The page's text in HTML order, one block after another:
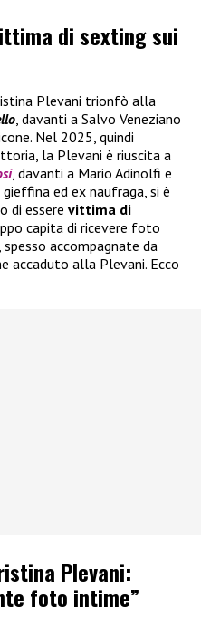
di sexting sui
Plevani trionfò alla
, davanti a Salvo Veneziano
Nel 2025, quindi
la Plevani è riuscita a
, davanti a Mario Adinolfi e
ed ex naufraga, si è
di essere vittima di
capita di ricevere foto
accompagnate da
accaduto alla Plevani. Ecco
Plevani:
foto intime”